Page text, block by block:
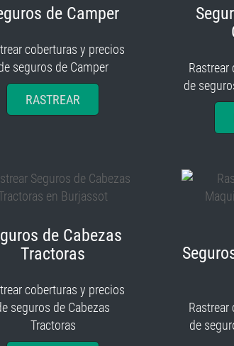
de Camper
coberturas y precios
seguros de Camper
RASTREAR
de
de Cabezas
Tractoras
coberturas y precios
seguros de Cabezas
Tractoras
de